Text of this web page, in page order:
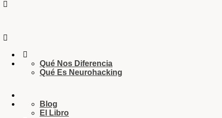
Qué Nos Diferencia
Qué Es Neurohacking
Blog
El Libro